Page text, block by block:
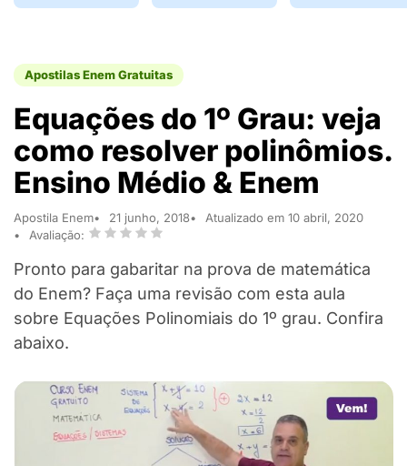
Apostilas Enem Gratuitas
Equações do 1º Grau: veja
como resolver polinômios.
Ensino Médio & Enem
Apostila Enem 21 junho, 2018
Atualizado em 10 abril, 2020
Avaliação:
Pronto para gabaritar na prova de matemática
do Enem? Faça uma revisão com esta aula
sobre Equações Polinomiais do 1º grau. Confira
abaixo.